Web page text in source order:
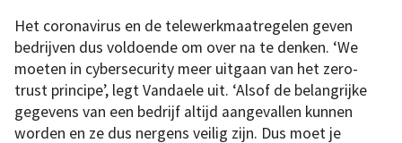
Het coronavirus en de telewerkmaatregelen geven
bedrijven dus voldoende om over na te denken. ‘We
moeten in cybersecurity meer uitgaan van het zero-
trust principe’, legt Vandaele uit. ‘Alsof de belangrijke
gegevens van een bedrijf altijd aangevallen kunnen
worden en ze dus nergens veilig zijn. Dus moet je